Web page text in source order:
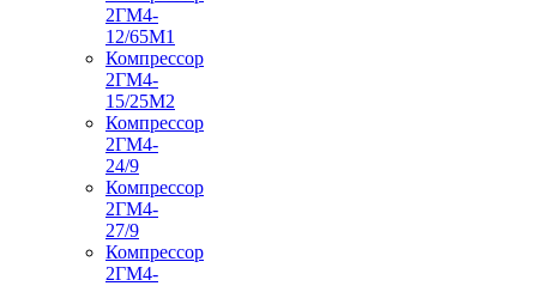
2ГМ4-
12/65М1
Компрессор
2ГМ4-
15/25М2
Компрессор
2ГМ4-
24/9
Компрессор
2ГМ4-
27/9
Компрессор
2ГМ4-